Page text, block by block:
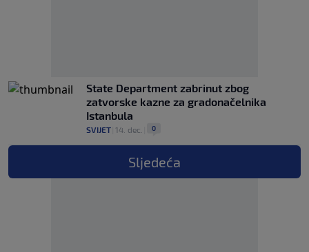
State Department zabrinut zbog
zatvorske kazne za gradonačelnika
Istanbula
SVIJET 14. dec. 0
Sljedeća